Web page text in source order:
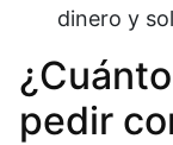
dinero y
pedir